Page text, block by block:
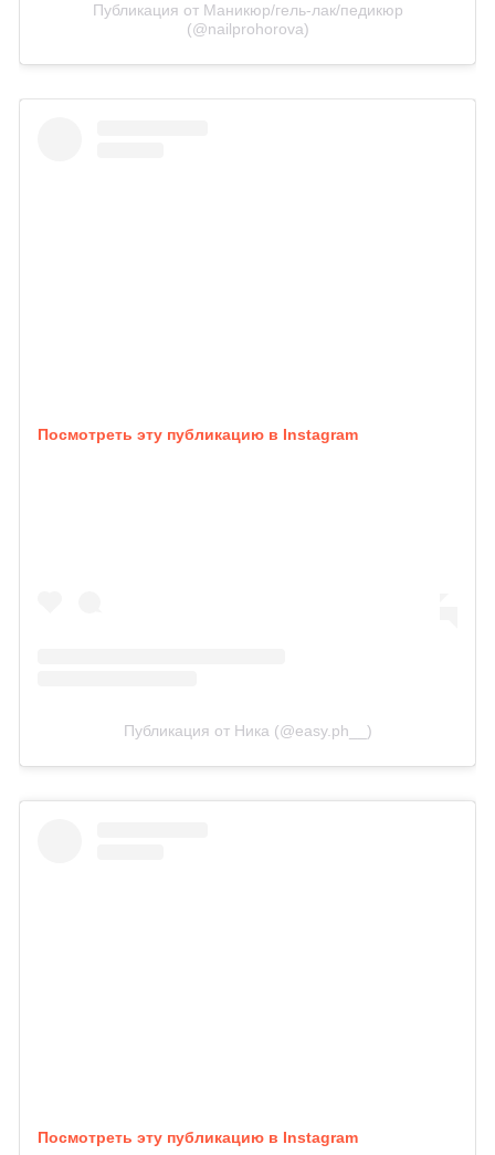
Публикация от Маникюр/гель-лак/педикюр
(@nailprohorova)
Посмотреть эту публикацию в Instagram
Публикация от Ника (@easy.ph__)
Посмотреть эту публикацию в Instagram